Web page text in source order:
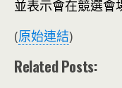
並表示會在競選會
(原始連結)
Related Posts: